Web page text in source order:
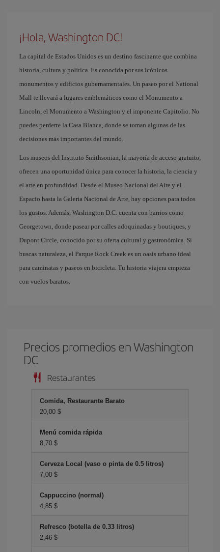
¡Hola, Washington DC!
La capital de Estados Unidos es un destino fascinante que combina
historia, cultura y política. Es conocida por sus icónicos
monumentos y edificios gubernamentales. Un paseo por el National
Mall te llevará a lugares emblemáticos como el Monumento a
Lincoln, el Monumento a Washington y el imponente Capitolio. No
puedes perderte la Casa Blanca, donde se toman algunas de las
decisiones más importantes del mundo.
Los museos del Instituto Smithsonian, la mayoría de acceso gratuito,
ofrecen una oportunidad única para conocer la historia, la ciencia y
el arte en profundidad. Desde el Museo Nacional del Aire y el
Espacio hasta la Galería Nacional de Arte, hay opciones para todos
los gustos. Además, Washington D.C. cuenta con barrios como
Georgetown, donde pasear por calles adoquinadas y boutiques, y
Dupont Circle, conocido por su oferta cultural y gastronómica. Si
buscas naturaleza, el Parque Rock Creek es un oasis urbano ideal
para caminatas y paseos en bicicleta. Tu historia viajera empieza
con vuelos baratos.
Precios promedios en Washington
DC
Restaurantes
Comida, Restaurante Barato
20,00 $
Menú comida rápida
8,70 $
Cerveza Local (vaso o pinta de 0.5 litros)
7,00 $
Cappuccino (normal)
4,85 $
Refresco (botella de 0.33 litros)
2,46 $